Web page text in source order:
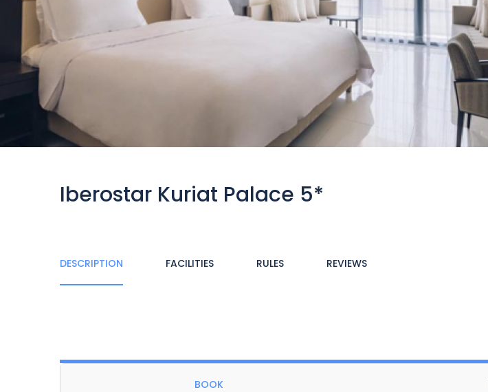
Iberostar Kuriat Palace 5*
DESCRIPTION FACILITIES RULES REVIEWS
BOOK